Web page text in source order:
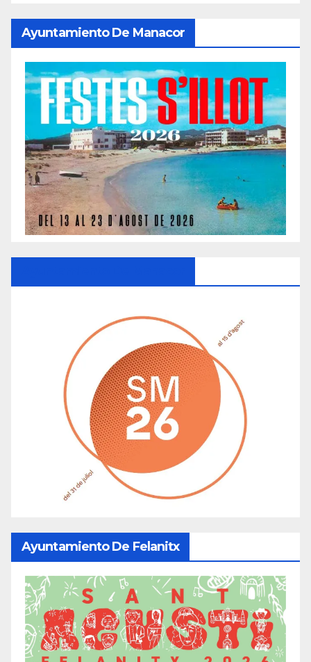
Ayuntamiento De Manacor
Ayuntamiento De Felanitx